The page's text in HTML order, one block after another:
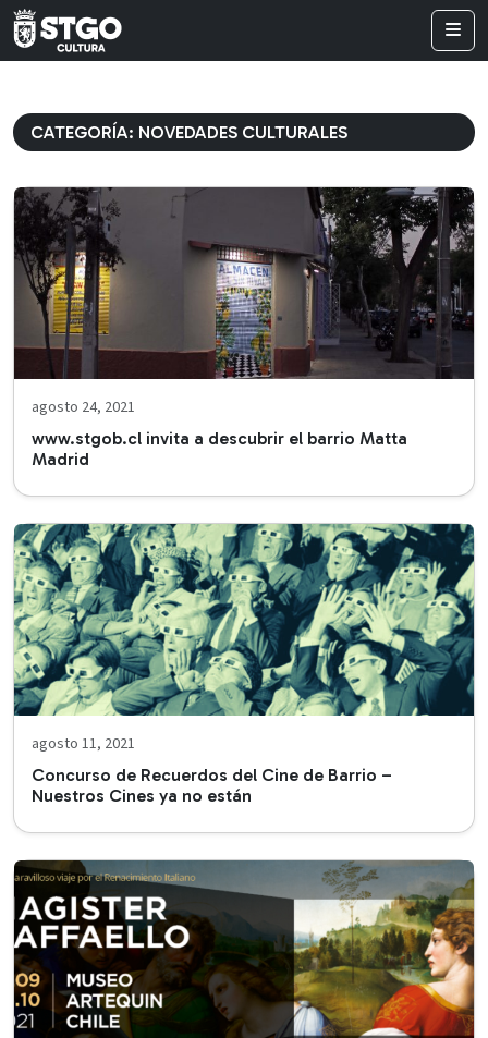
CATEGORÍA: NOVEDADES CULTURALES
agosto 24, 2021
www.stgob.cl invita a descubrir el barrio Matta
Madrid
agosto 11, 2021
Concurso de Recuerdos del Cine de Barrio –
Nuestros Cines ya no están